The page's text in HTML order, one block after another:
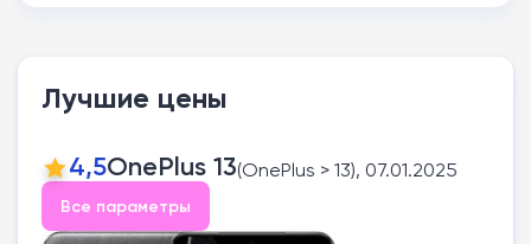
Лучшие цены
4,5OnePlus 13(OnePlus > 13), 07.01.2025
Все параметры